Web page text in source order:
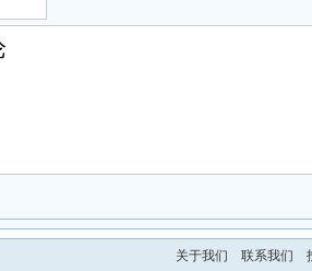
关于我们 联系我们